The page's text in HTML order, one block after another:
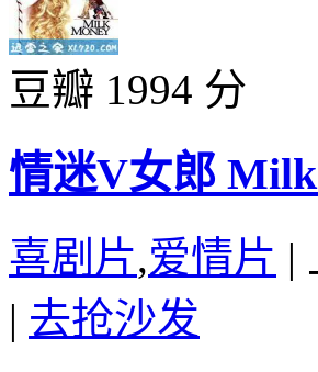
豆瓣 1994 分
情迷V女郎
喜剧片,爱情片 |
| 去抢沙发